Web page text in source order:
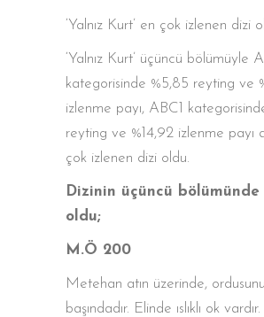
‘Yalnız Kurt’ en çok izlenen dizi
‘Yalnız Kurt’ üçüncü bölümüyle
kategorisinde %5,85 reyting ve
izlenme payı, ABC1
reyting ve %14,92 izlenme payı
çok izlenen dizi oldu.
Dizinin üçüncü bölümünde
oldu;
M.Ö 200
Metehan atın üzerinde,
başındadır. Elinde ıslıklı ok